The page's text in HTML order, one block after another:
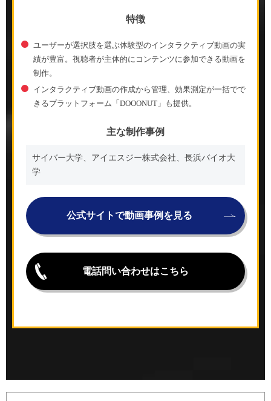
特徴
ユーザーが選択肢を選ぶ体験型のインタラクティブ動画の実
績が豊富。視聴者が主体的にコンテンツに参加できる動画を
制作。
インタラクティブ動画の作成から管理、効果測定が一括でで
きるプラットフォーム「DOOONUT」も提供。
主な制作事例
サイバー大学、アイエスジー株式会社、長浜バイオ大
学
公式サイトで動画事例を見る
電話問い合わせはこちら